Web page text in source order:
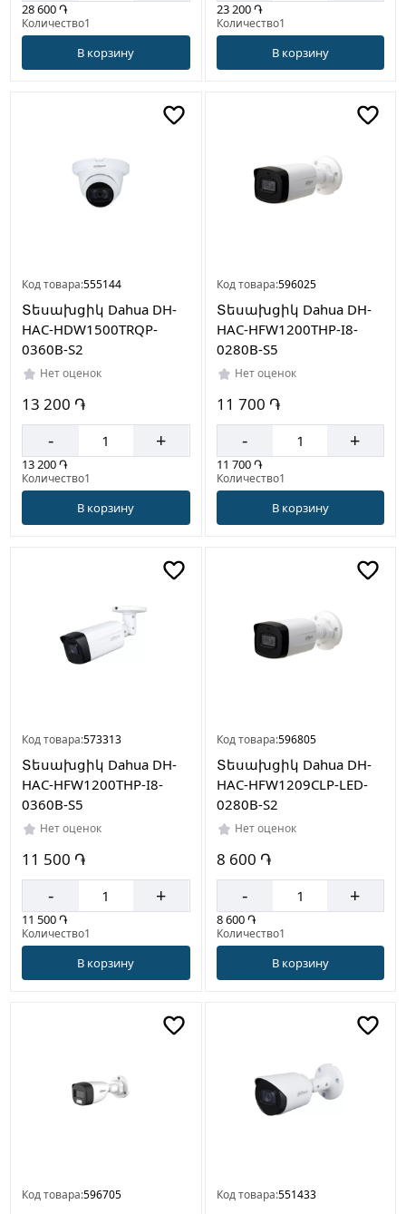
28 600 ֏
Количество1
В корзину
23 200 ֏
Количество1
В корзину
Код товара:555144
Տեսախցիկ Dahua DH-
HAC-HDW1500TRQP-
0360B-S2
Нет оценок
13 200 ֏
- +
13 200 ֏
Количество1
В корзину
Код товара:596025
Տեսախցիկ Dahua DH-
HAC-HFW1200THP-I8-
0280B-S5
Нет оценок
11 700 ֏
- +
11 700 ֏
Количество1
В корзину
Код товара:573313
Տեսախցիկ Dahua DH-
HAC-HFW1200THP-I8-
0360B-S5
Нет оценок
11 500 ֏
- +
11 500 ֏
Количество1
В корзину
Код товара:596805
Տեսախցիկ Dahua DH-
HAC-HFW1209CLP-LED-
0280B-S2
Нет оценок
8 600 ֏
- +
8 600 ֏
Количество1
В корзину
Код товара:596705 Код товара:551433